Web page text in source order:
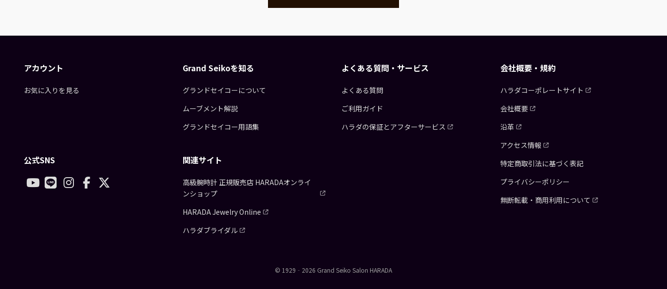
アカウント
お気に入りを見る
Grand Seikoを知る
グランドセイコーについて
ムーブメント解説
グランドセイコー用語集
よくある質問・サービス
よくある質問
ご利用ガイド
ハラダの保証とアフターサービス
会社概要・規約
ハラダコーポレートサイト
会社概要
沿革
アクセス情報
特定商取引法に基づく表記
プライバシーポリシー
無断転載・商用利用について
公式SNS 関連サイト
高級腕時計 正規販売店 HARADAオンライ
ンショップ
HARADA Jewelry Online
ハラダブライダル
© 1929‐2026 Grand Seiko Salon HARADA